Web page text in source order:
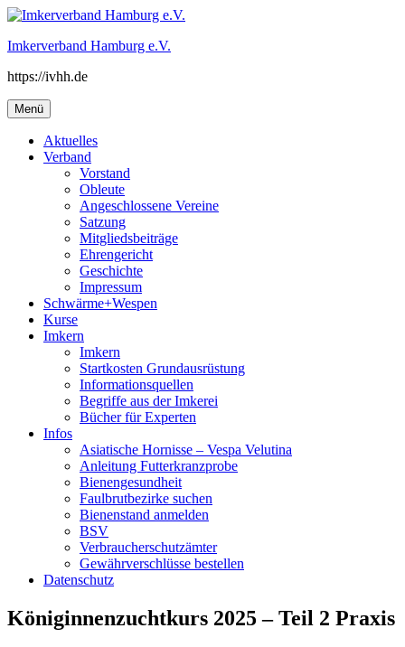
Springe
Inhalt
Imkerverband Hamburg e.V.
https://ivhh.de
Primäres
Menü
Menü
Aktuelles
Verband
Vorstand
Obleute
Angeschlossene Vereine
Satzung
Mitgliedsbeiträge
Ehrengericht
Geschichte
Impressum
Schwärme+Wespen
Kurse
Imkern
Imkern
Startkosten Grundausrüstung
Informationsquellen
Begriffe aus der Imkerei
Bücher für Experten
Infos
Asiatische Hornisse – Vespa Velutina
Anleitung Futterkranzprobe
Bienengesundheit
Faulbrutbezirke suchen
Bienenstand anmelden
BSV
Verbraucherschutzämter
Gewährverschlüsse bestellen
Datenschutz
Königinnenzuchtkurs 2025 – Teil 2 Praxis